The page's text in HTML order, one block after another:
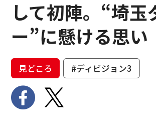
して初陣。“埼玉
ー”に懸ける思い
見どころ #ディビジョン3